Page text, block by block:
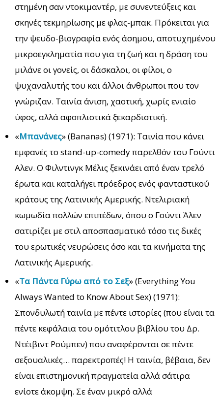
στημένη σαν ντοκιμαντέρ, με συνεντεύξεις και
σκηνές τεκμηρίωσης με φλας-μπακ. Πρόκειται για
την ψευδο-βιογραφία ενός άσημου, αποτυχημένου
μικροεγκληματία που για τη ζωή και η δράση του
μιλάνε οι γονείς, οι δάσκαλοι, οι φίλοι, ο
ψυχαναλυτής του και άλλοι άνθρωποι που τον
γνώριζαν. Ταινία άνιση, χαοτική, χωρίς ενιαίο
ύφος, αλλά αφοπλιστικά ξεκαρδιστική.
«Μπανάνες» (Bananas) (1971): Ταινία που κάνει
εμφανές το stand-up-comedy παρελθόν του Γούντι
Αλεν. Ο Φιλντινγκ Μέλις ξεκινάει από έναν τρελό
έρωτα και καταλήγει πρόεδρος ενός φανταστικού
κράτους της Λατινικής Αμερικής. Ντελιριακή
κωμωδία πολλών επιπέδων, όπου ο Γούντι Άλεν
σατιρίζει με στιλ αποσπασματικό τόσο τις δικές
του ερωτικές νευρώσεις όσο και τα κινήματα της
Λατινικής Αμερικής.
«Τα Πάντα Γύρω από το Σεξ» (Everything You
Always Wanted to Know About Sex) (1971):
Σπονδυλωτή ταινία με πέντε ιστορίες (που είναι τα
πέντε κεφάλαια του ομότιτλου βιβλίου του Δρ.
Ντέιβιντ Ρούμπεν) που αναφέρονται σε πέντε
σεξουαλικές… παρεκτροπές! Η ταινία, βέβαια, δεν
είναι επιστημονική πραγματεία αλλά σάτιρα
ενίοτε άκομψη. Σε έναν μικρό αλλά